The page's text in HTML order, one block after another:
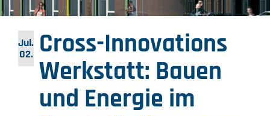
Jul.
02. Cross-Innovations
Werkstatt: Bauen
und Energie im